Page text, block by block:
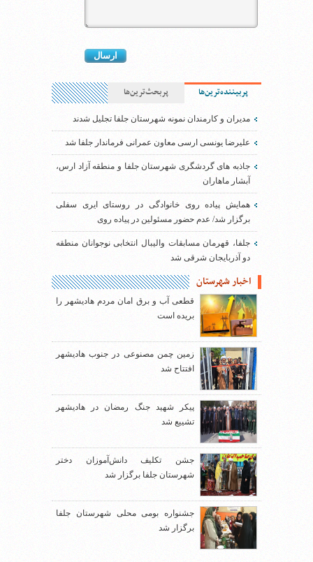
پربیننده‌ترین‌ها پربحث‌ترین‌ها
مدیران و کارمندان نمونه شهرستان جلفا تجلیل شدند
علیرضا یونسی ارسی معاون عمرانی فرماندار جلفا شد
جاذبه های گردشگری شهرستان جلفا و منطقه آزاد ارس،
آبشار ماهاران
همایش پیاده روی خانوادگی در روستای ایری سفلی
برگزار شد/ عدم حضور مسئولین در پیاده روی
جلفا، قهرمان مسابقات والیبال انتخابی نوجوانان منطقه
دو آذربایجان شرقی شد
اخبار شهرستان
قطعی آب و برق امان مردم هادیشهر را
بریده است
زمین چمن مصنوعی در جنوب هادیشهر
افتتاح شد
پیکر شهید جنگ رمضان در هادیشهر
تشییع شد
جشن تکلیف دانش‌آموزان دختر
شهرستان جلفا برگزار شد
جشنواره بومی محلی شهرستان جلفا
برگزار شد